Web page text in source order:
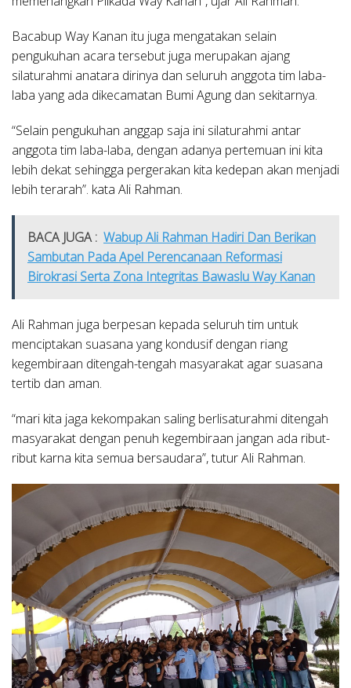
Bacabup Way Kanan itu juga mengatakan selain
pengukuhan acara tersebut juga merupakan ajang
silaturahmi anatara dirinya dan seluruh anggota tim laba-
laba yang ada dikecamatan Bumi Agung dan sekitarnya.
“Selain pengukuhan anggap saja ini silaturahmi antar
anggota tim laba-laba, dengan adanya pertemuan ini kita
lebih dekat sehingga pergerakan kita kedepan akan menjadi
lebih terarah”. kata Ali Rahman.
BACA JUGA : Wabup Ali Rahman Hadiri Dan Berikan
Sambutan Pada Apel Perencanaan Reformasi
Birokrasi Serta Zona Integritas Bawaslu Way Kanan
Ali Rahman juga berpesan kepada seluruh tim untuk
menciptakan suasana yang kondusif dengan riang
kegembiraan ditengah-tengah masyarakat agar suasana
tertib dan aman.
“mari kita jaga kekompakan saling berlisaturahmi ditengah
masyarakat dengan penuh kegembiraan jangan ada ribut-
ribut karna kita semua bersaudara”, tutur Ali Rahman.